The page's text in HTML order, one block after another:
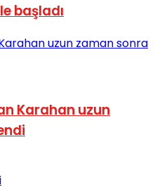
başladı
Karahan uzun